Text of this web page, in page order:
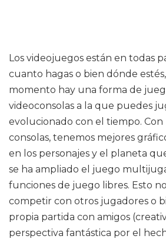
Los videojuegos están en todas
cuanto hagas o bien dónde
momento hay una forma de
videoconsolas a la que puedes
evolucionado con el tiempo. Con
consolas, tenemos mejores
en los personajes y el planeta
se ha ampliado el juego
funciones de juego libres. Esto
competir con otros jugadores o
propia partida con amigos
perspectiva fantástica por el